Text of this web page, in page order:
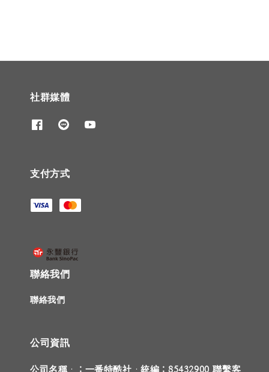
社群媒體
支付方式
聯絡我們
聯絡我們
公司資訊
公司名稱 ：一番特酷社 統編：85432900 聯繫客